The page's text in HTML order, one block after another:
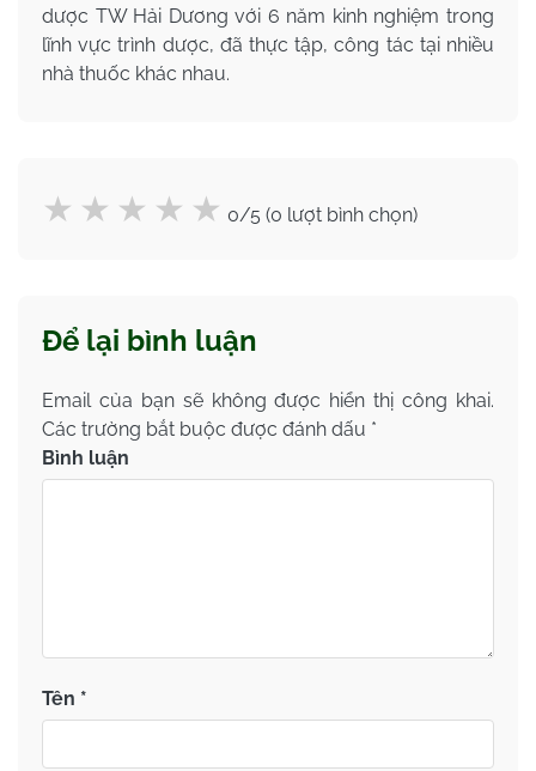
dược TW Hải Dương với 6 năm kinh nghiệm trong
lĩnh vực trình dược, đã thực tập, công tác tại nhiều
nhà thuốc khác nhau.
0/5 (0 lượt bình chọn)
Để lại bình luận
Email của bạn sẽ không được hiển thị công khai.
Các trường bắt buộc được đánh dấu *
Bình luận
Tên *